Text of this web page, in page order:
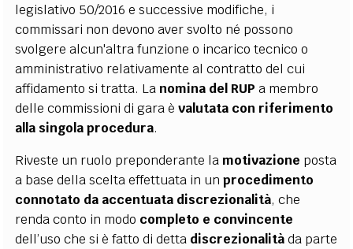
legislativo 50/2016 e successive modifiche, i
commissari non devono aver svolto né possono
svolgere alcun'altra funzione o incarico tecnico o
amministrativo relativamente al contratto del cui
affidamento si tratta. La nomina del RUP a membro
delle commissioni di gara èvalutata con riferimento
alla singola procedura.
Riveste un ruolo preponderante la motivazione posta
a base della scelta effettuata in unprocedimento
connotato da accentuata discrezionalità, che
renda conto in modo completo e convincente
dell’uso che si è fatto di detta discrezionalitàda parte